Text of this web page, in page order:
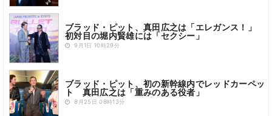
ブラッド・ピット、真田広之は「エレガンス！」
初対目の堀内賢雄には「セクシー」
9月1日 10時29分
ブラッド・ピット、初の新幹線内でレッドカーペッ
ト 真田広之は「重みのある役者」
8月25日 08時13分